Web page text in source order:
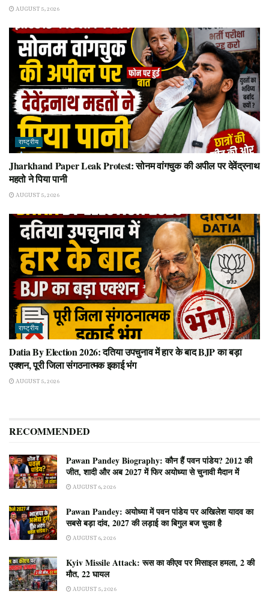
AUGUST 5, 2026
राष्ट्रीय
Jharkhand Paper Leak Protest: सोनम वांगचुक की अपील पर देवेंद्रनाथ
महतो ने पिया पानी
AUGUST 5, 2026
राष्ट्रीय
Datia By Election 2026: दतिया उपचुनाव में हार के बाद BJP का बड़ा
एक्शन, पूरी जिला संगठनात्मक इकाई भंग
AUGUST 5, 2026
RECOMMENDED
Pawan Pandey Biography: कौन हैं पवन पांडेय? 2012 की
जीत, शादी और अब 2027 में फिर अयोध्या से चुनावी मैदान में
AUGUST 6, 2026
Pawan Pandey: अयोध्या में पवन पांडेय पर अखिलेश यादव का
सबसे बड़ा दांव, 2027 की लड़ाई का बिगुल बज चुका है
AUGUST 6, 2026
Kyiv Missile Attack: रूस का कीएव पर मिसाइल हमला, 2 की
मौत, 22 घायल
AUGUST 5, 2026